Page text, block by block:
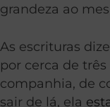
grandeza ao
As escrituras
por cerca de três
companhia, de
sair de lá, ela